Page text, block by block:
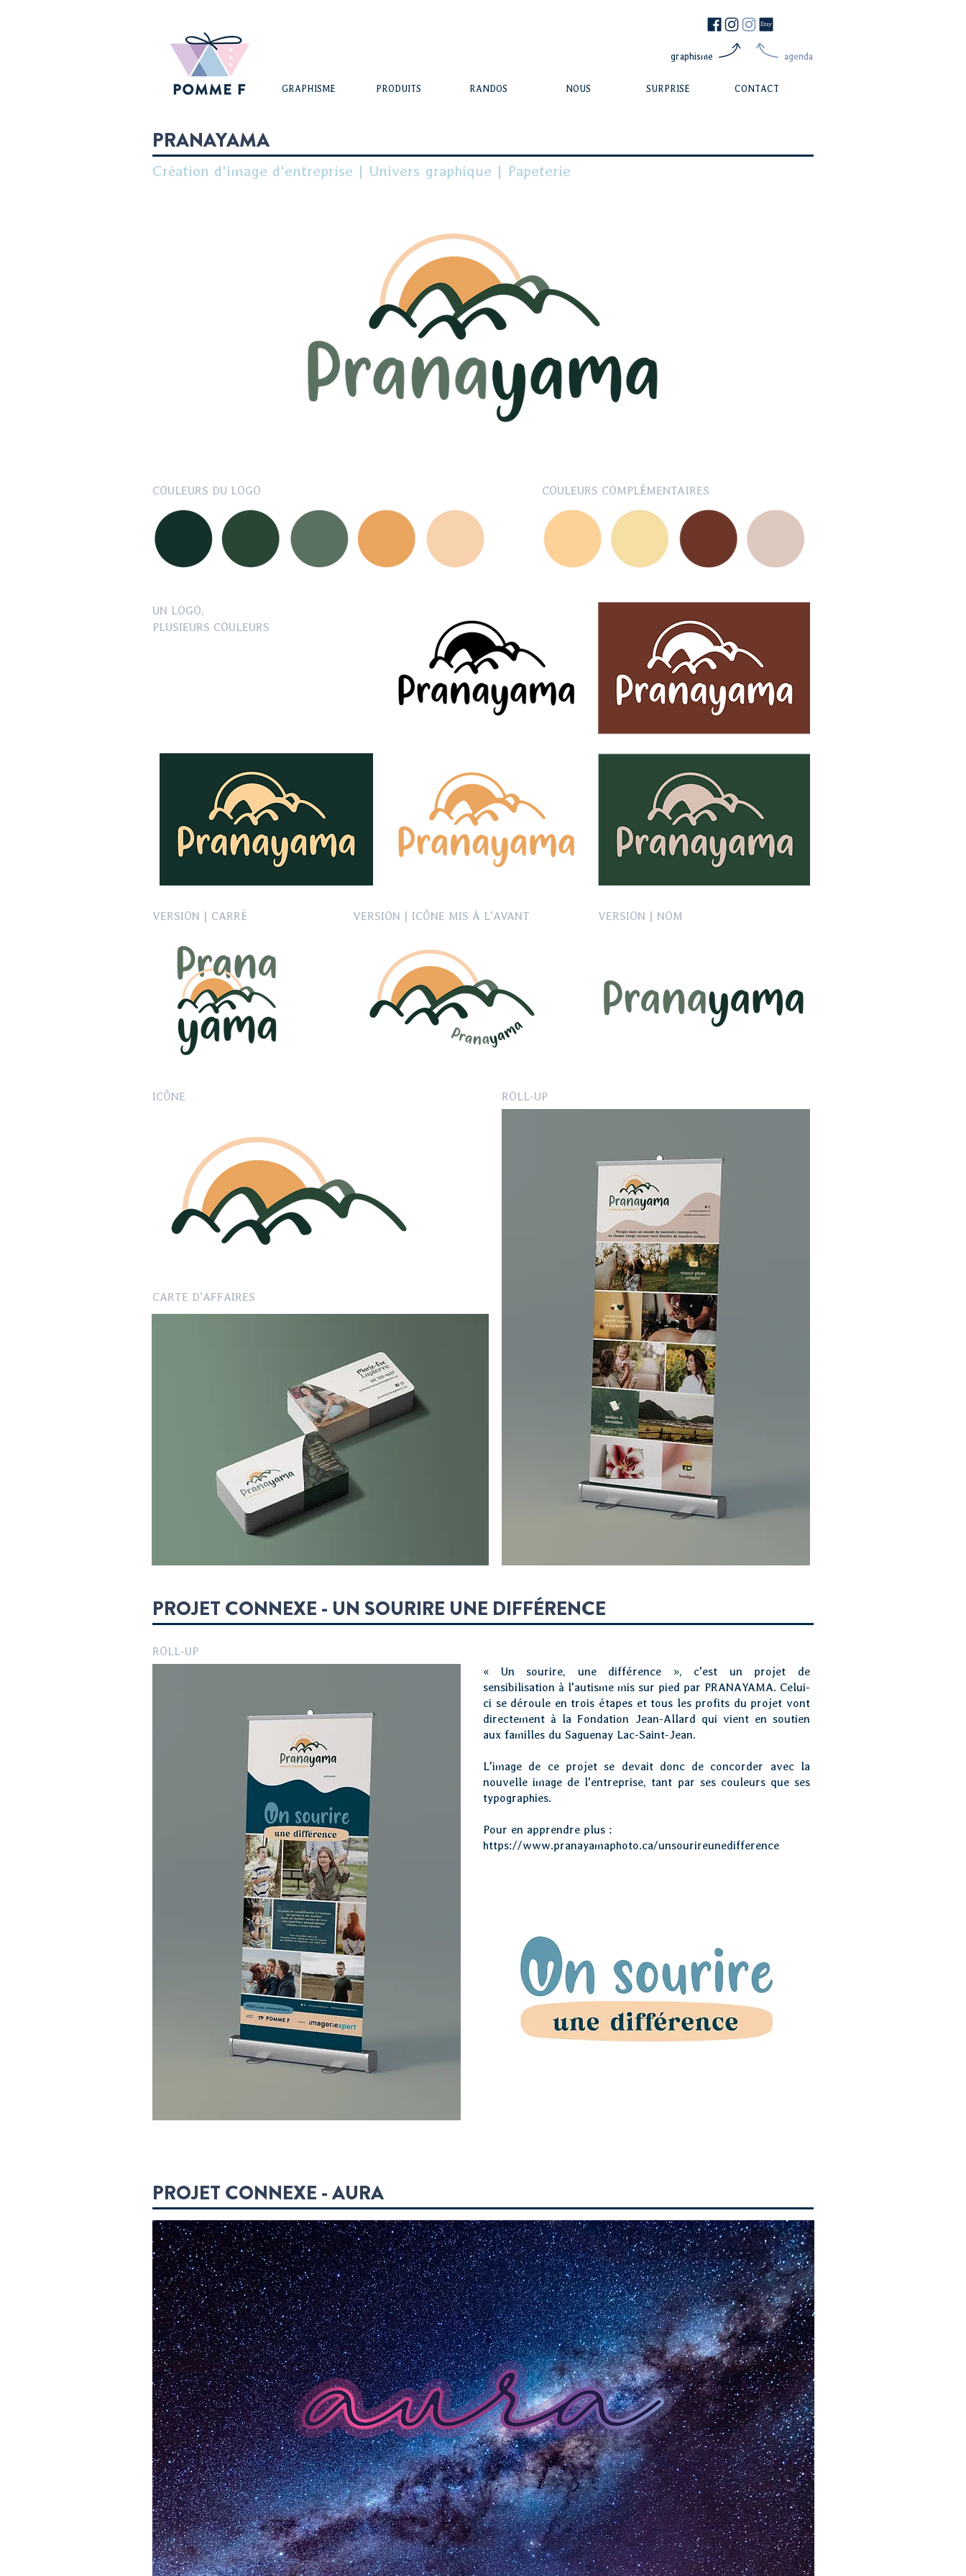
graphisme agenda
GRAPHISME PRODUITS RANDOS NOUS SURPRISE CONTACT
PRANAYAMA
Création d'image d'entreprise | Univers graphique | Papeterie
COULEURS DU LOGO COULEURS COMPLÉMENTAIRES
UN LOGO,
PLUSIEURS COULEURS
VERSION | CARRÉ VERSION | ICÔNE MIS À L'AVANT VERSION | NOM
ICÔNE
CARTE D'AFFAIRES
ROLL-UP
PROJET CONNEXE - UN SOURIRE UNE DIFFÉRENCE
ROLL-UP
« Un sourire, une différence », c'est un projet de
sensibilisation à l'autisme mis sur pied par PRANAYAMA. Celui-
ci se déroule en trois étapes et tous les profits du projet vont
directement à la Fondation Jean-Allard qui vient en soutien
aux familles du Saguenay Lac-Saint-Jean.
L'image de ce projet se devait donc de concorder avec la
nouvelle image de l'entreprise, tant par ses couleurs que ses
typographies.
Pour en apprendre plus :
https://www.pranayamaphoto.ca/unsourireunedifference
PROJET CONNEXE - AURA